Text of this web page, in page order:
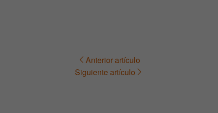
Navegación Anterior artículo
Siguiente artículo